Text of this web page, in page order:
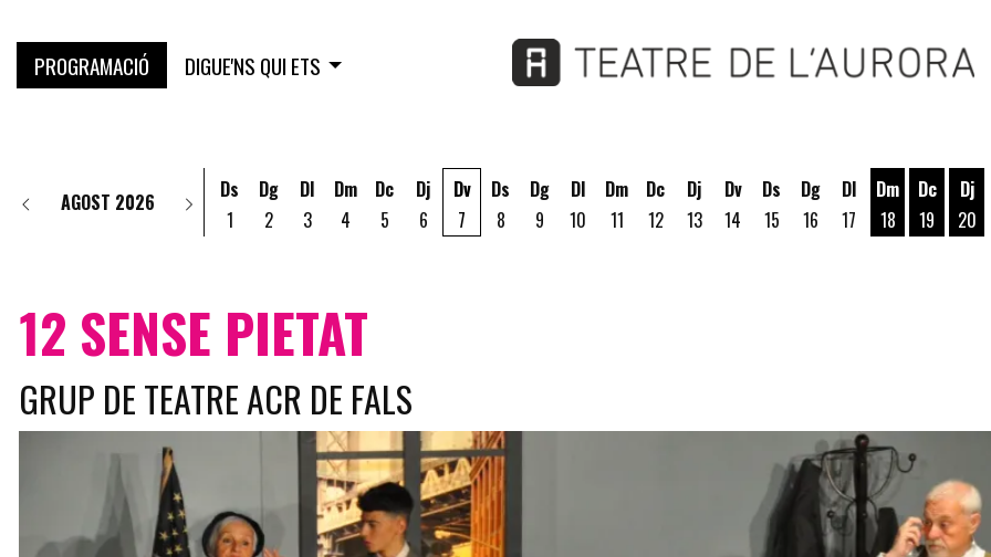
PROGRAMACIÓ DIGUE'NS QUI ETS
AGOST 2026
Ds
1
Dg
2
Dl
3
Dm
4
Dc
5
Dj
6
Dv
7
Ds
8
Dg
9
Dl
10
Dm
11
Dc
12
Dj
13
Dv
14
Ds
15
Dg
16
Dl
17
Dm
18
Dc
19
Dj
20
12 SENSE PIETAT
GRUP DE TEATRE ACR DE FALS